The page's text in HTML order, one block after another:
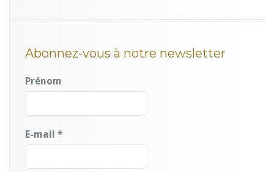
Abonnez-vous à notre newsletter
Prénom
E-mail *